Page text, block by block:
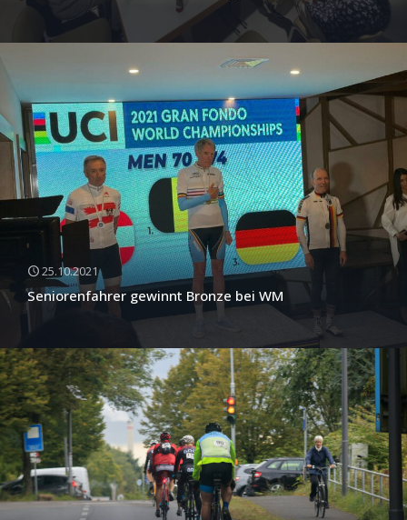
25.10.2021
Seniorenfahrer gewinnt Bronze bei WM